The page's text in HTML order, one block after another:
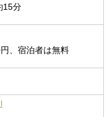
15分
、宿泊者は無料